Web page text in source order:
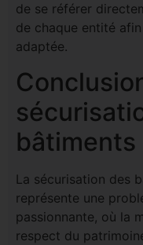
de se référer
de chaque entité
adaptée.
La sécurisation des
représente une
passionnante, où la
respect du